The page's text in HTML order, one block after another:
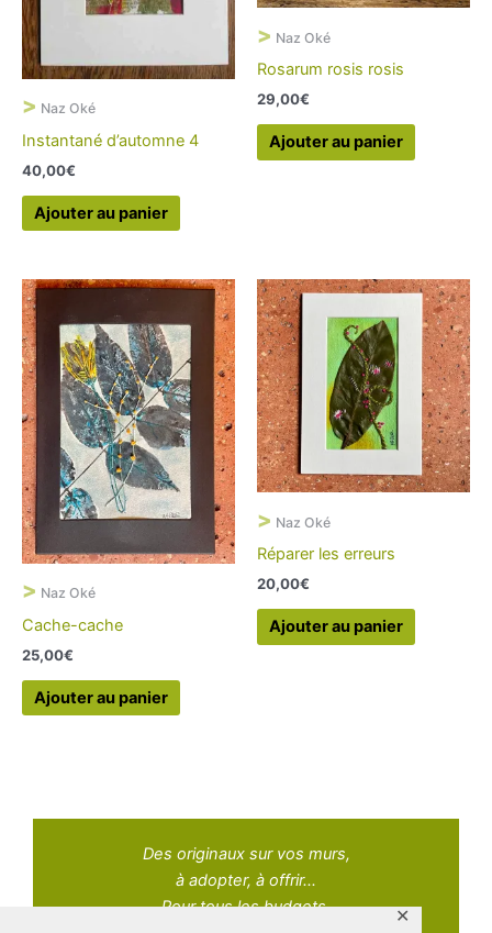
✕
> Naz Oké
Instantané d’automne 4
40,00€
Ajouter au panier
> Naz Oké
Rosarum rosis rosis
29,00€
Ajouter au panier
> Naz Oké
Cache-cache
25,00€
Ajouter au panier
> Naz Oké
Réparer les erreurs
20,00€
Ajouter au panier
Des originaux sur vos murs,
à adopter, à offrir...
Pour tous les budgets.